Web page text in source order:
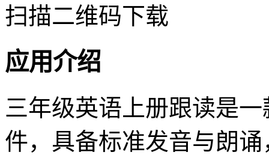
扫描二维码下载
应用介绍
三年级英语上册跟读是
件，具备标准发音与朗